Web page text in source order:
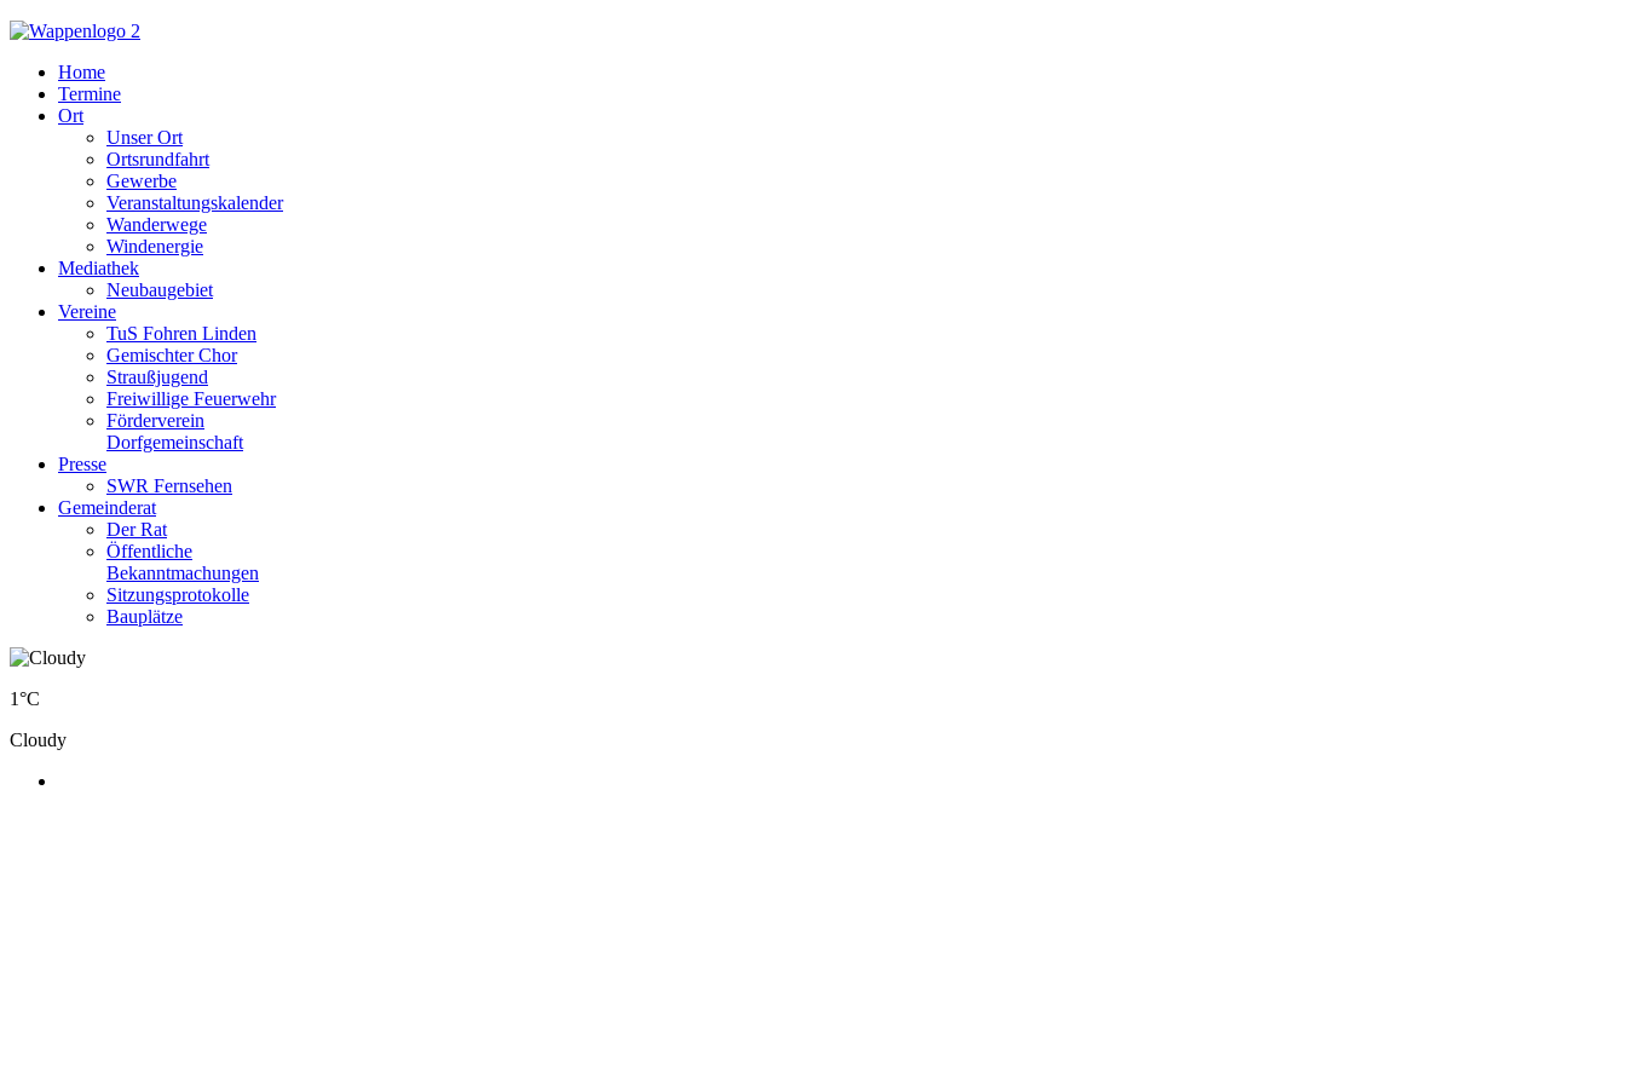
Home
Termine
Ort
Unser Ort
Ortsrundfahrt
Gewerbe
Veranstaltungskalender
Wanderwege
Windenergie
Mediathek
Neubaugebiet
Vereine
TuS Fohren Linden
Gemischter Chor
Straußjugend
Freiwillige Feuerwehr
Förderverein
Dorfgemeinschaft
Presse
SWR Fernsehen
Gemeinderat
Der Rat
Öffentliche
Bekanntmachungen
Sitzungsprotokolle
Bauplätze
1°C
Cloudy